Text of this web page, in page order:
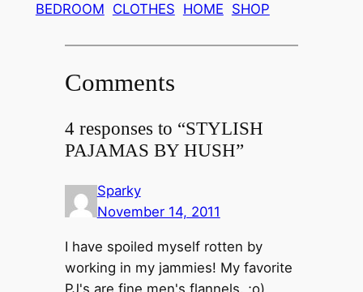
BEDROOM CLOTHES HOME SHOP
Comments
4 responses to “STYLISH
PAJAMAS BY HUSH”
Sparky
November 14, 2011
I have spoiled myself rotten by
working in my jammies! My favorite